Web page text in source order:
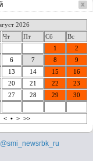
2026
Чт Пт Сб
Вс
1
2
6 7 8
9
13 14 15
16
20 21 22
23
27 28 29
30
< • > >>